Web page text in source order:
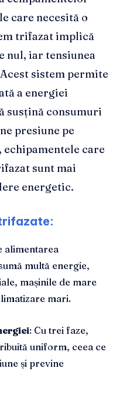
care necesită o
trifazat implică
nul, iar tensiunea
sistem permite
a energiei
susțină consumuri
presiune pe
care
sunt mai
energetic.
alimentarea
multă energie,
mașinile de mare
mari.
: Cu trei faze,
uniform, ceea ce
și previne